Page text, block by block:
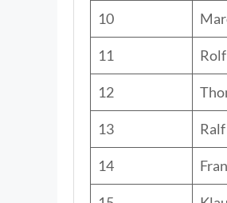
10
11
12
13
14